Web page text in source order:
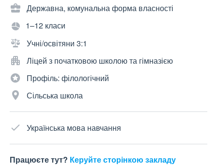
Державна, комунальна форма власності
1–12 класи
Учні/освітяни 3:1
Ліцей з початковою школою та гімназією
Профіль: філологічний
Сільська школа
Українська мова навчання
Працюєте тут? Керуйте сторінкою закладу